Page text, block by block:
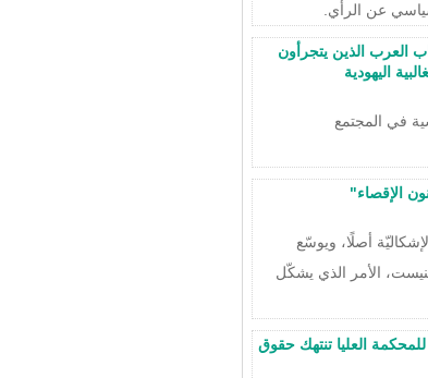
عن الرأي.
العرب الذين يتجرأون
اليهودية
في المجتمع
الإقصاء"
أصلًا، ويوسّع
الأمر الذي يشكّل
لحقوق الإنسان: 10 قرارات للمحكمة العليا تنتهك حقوق